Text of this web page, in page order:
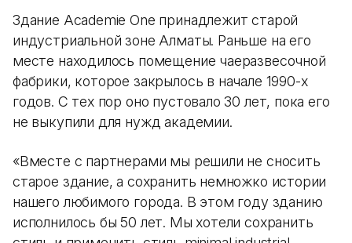
Здание Academie One принадлежит старой
индустриальной зоне Алматы. Раньше на его
месте находилось помещение чаеразвесочной
фабрики, которое закрылось в начале 1990-х
годов. С тех пор оно пустовало 30 лет, пока его
не выкупили для нужд академии.
«Вместе с партнерами мы решили не сносить
старое здание, а сохранить немножко истории
нашего любимого города. В этом году зданию
исполнилось бы 50 лет. Мы хотели сохранить